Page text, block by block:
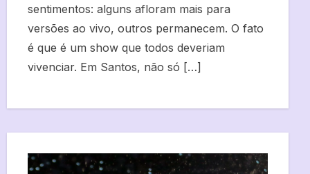
sentimentos: alguns afloram mais para
versões ao vivo, outros permanecem. O fato
é que é um show que todos deveriam
vivenciar. Em Santos, não só […]